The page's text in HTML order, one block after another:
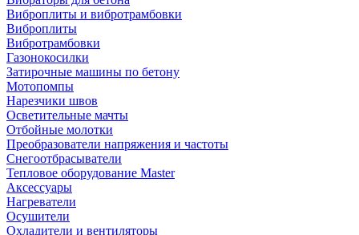
Виброплиты и вибротрамбовки
Виброплиты
Вибротрамбовки
Газонокосилки
Затирочные машины по бетону
Мотопомпы
Нарезчики швов
Осветительные мачты
Отбойные молотки
Преобразователи напряжения и частоты
Снегоотбрасыватели
Тепловое оборудование Master
Аксессуары
Нагреватели
Осушители
Охладители и вентиляторы